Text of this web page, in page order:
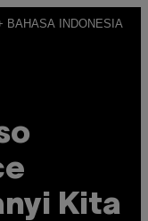
BAHASA INDONESIA
Kita